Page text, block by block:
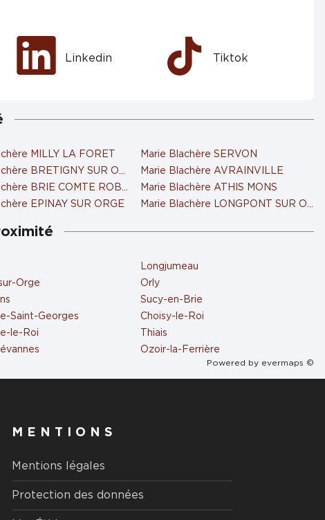
Linkedin Tiktok
MILLY LA FORET
BRETIGNY SUR ORGE
BRIE COMTE ROBERT
EPINAY SUR ORGE
Marie Blachère SERVON
Marie Blachère AVRAINVILLE
Marie Blachère ATHIS MONS
Marie Blachère LONGPONT SUR
Orge
Saint-Georges
le-Roi
Longjumeau
Orly
Sucy-en-Brie
Choisy-le-Roi
Thiais
Ozoir-la-Ferrière
Powered by evermaps ©
MENTIONS
Mentions légales
Protection des données